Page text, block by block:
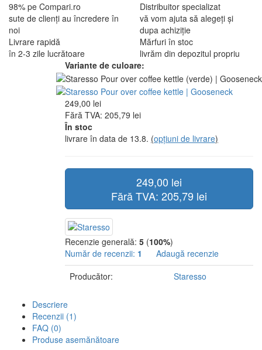
98% pe Compari.ro
sute de clienți au încredere în
noi
Distribuitor specializat
vă vom ajuta să alegeți și
dupa achiziție
Livrare rapidă
în 2-3 zile lucrătoare
Mărfuri în stoc
livrăm din depozitul propriu
Variante de culoare:
249,00 lei
Fără TVA: 205,79 lei
În stoc
livrare în data de 13.8. (opțiuni de livrare)
249,00 lei
Fără TVA: 205,79 lei
Recenzie generală: 5 (100%)
Număr de recenzii: 1
Adaugă recenzie
Producător:
Staresso
Descriere
Recenzii (1)
FAQ (0)
Produse asemănătoare